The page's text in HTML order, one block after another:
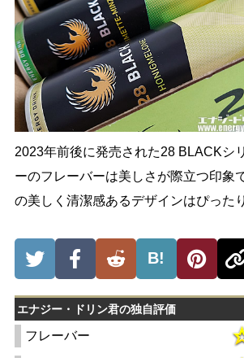
2023年前後に発売された28 BLACKシ
ーのフレーバーは美しさが際立つ印象
の美しく清潔感あるデザインはぴった
B!
エナジー・ドリン君の独自評価
フレーバー